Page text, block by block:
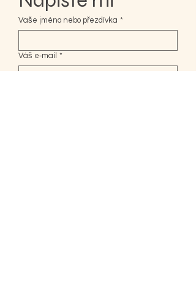
Vaše jméno nebo přezdívka *
Váš e‑mail *